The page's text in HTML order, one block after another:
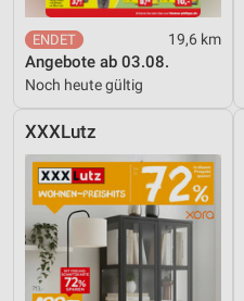
19,6 km
Angebote ab 03.08.
Noch heute gültig
XXXLutz